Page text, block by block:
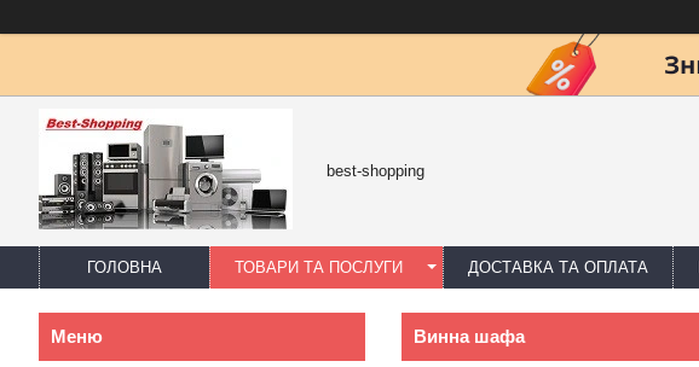
best-shopping
ГОЛОВНА ТОВАРИ ТА ПОСЛУГИ ДОСТАВКА ТА ОПЛАТА
Винна шафа